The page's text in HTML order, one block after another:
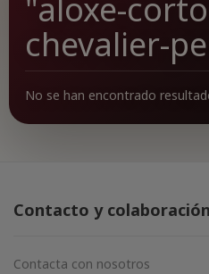
"aloxe-
chevalier-
No se han encontrado
Contacto y colaboración
Contacta con nosotros